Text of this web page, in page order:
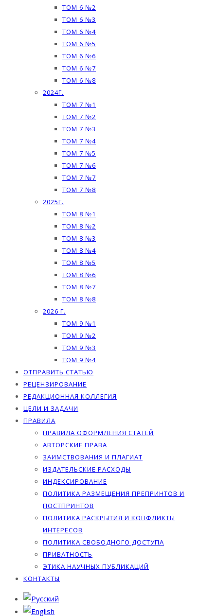
ТОМ 6 №2
ТОМ 6 №3
ТОМ 6 №4
ТОМ 6 №5
ТОМ 6 №6
ТОМ 6 №7
ТОМ 6 №8
2024Г.
ТОМ 7 №1
ТОМ 7 №2
ТОМ 7 №3
ТОМ 7 №4
ТОМ 7 №5
ТОМ 7 №6
ТОМ 7 №7
ТОМ 7 №8
2025Г.
ТОМ 8 №1
ТОМ 8 №2
ТОМ 8 №3
ТОМ 8 №4
ТОМ 8 №5
ТОМ 8 №6
ТОМ 8 №7
ТОМ 8 №8
2026 Г.
ТОМ 9 №1
ТОМ 9 №2
ТОМ 9 №3
ТОМ 9 №4
ОТПРАВИТЬ СТАТЬЮ
РЕЦЕНЗИРОВАНИЕ
РЕДАКЦИОННАЯ КОЛЛЕГИЯ
ЦЕЛИ И ЗАДАЧИ
ПРАВИЛА
ПРАВИЛА ОФОРМЛЕНИЯ СТАТЕЙ
АВТОРСКИЕ ПРАВА
ЗАИМСТВОВАНИЯ И ПЛАГИАТ
ИЗДАТЕЛЬСКИЕ РАСХОДЫ
ИНДЕКСИРОВАНИЕ
ПОЛИТИКА РАЗМЕЩЕНИЯ ПРЕПРИНТОВ И
ПОСТПРИНТОВ
ПОЛИТИКА РАСКРЫТИЯ И КОНФЛИКТЫ
ИНТЕРЕСОВ
ПОЛИТИКА СВОБОДНОГО ДОСТУПА
ПРИВАТНОСТЬ
ЭТИКА НАУЧНЫХ ПУБЛИКАЦИЙ
КОНТАКТЫ